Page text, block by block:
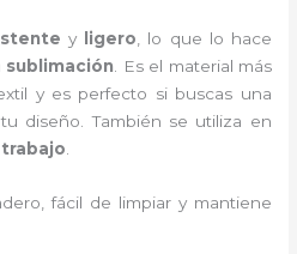
y ligero, lo que lo hace
sublimación. Es el material más
y es perfecto si buscas una
diseño. También se utiliza en
trabajo.
fácil de limpiar y mantiene